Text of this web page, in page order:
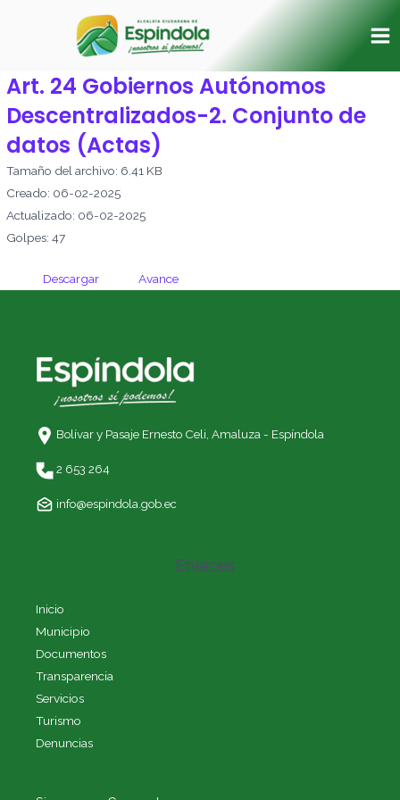
Art. 24 Gobiernos Autónomos
Descentralizados-2. Conjunto de
datos (Actas)
Tamaño del archivo: 6.41 KB
Creado: 06-02-2025
Actualizado: 06-02-2025
Golpes: 47
Descargar Avance
Bolívar y Pasaje Ernesto Celi, Amaluza - Espíndola
2 653 264
info@espindola.gob.ec
Enlaces
Inicio
Municipio
Documentos
Transparencia
Servicios
Turismo
Denuncias